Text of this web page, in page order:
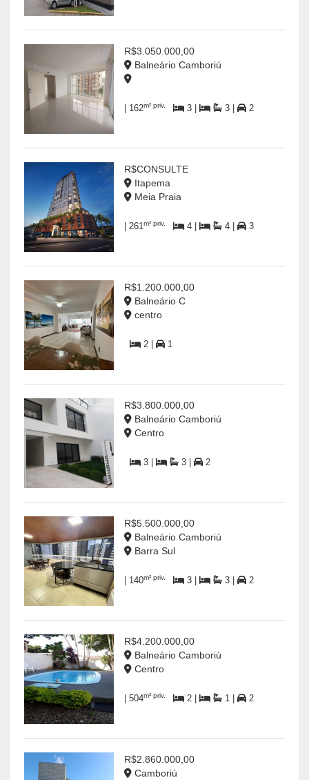
R$3.050.000,00
Balneário Camboriú
| 162m² priv. 3 | 3 | 2
R$CONSULTE
Itapema
Meia Praia
| 261m² priv. 4 | 4 | 3
R$1.200.000,00
Balneário C
centro
2 | 1
R$3.800.000,00
Balneário Camboriú
Centro
3 | 3 | 2
R$5.500.000,00
Balneário Camboriú
Barra Sul
| 140m² priv. 3 | 3 | 2
R$4.200.000,00
Balneário Camboriú
Centro
| 504m² priv. 2 | 1 | 2
R$2.860.000,00
Camboriú